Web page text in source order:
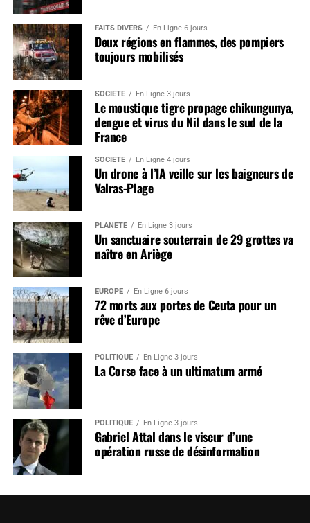
FAITS DIVERS En Ligne 6 jours
Deux régions en flammes, des pompiers
toujours mobilisés
SOCIÉTÉ En Ligne 3 jours
Le moustique tigre propage chikungunya,
dengue et virus du Nil dans le sud de la
France
SOCIÉTÉ En Ligne 4 jours
Un drone à l’IA veille sur les baigneurs de
Valras-Plage
PLANÈTE En Ligne 3 jours
Un sanctuaire souterrain de 29 grottes va
naître en Ariège
EUROPE En Ligne 6 jours
72 morts aux portes de Ceuta pour un
rêve d’Europe
POLITIQUE En Ligne 3 jours
La Corse face à un ultimatum armé
POLITIQUE En Ligne 3 jours
Gabriel Attal dans le viseur d’une
opération russe de désinformation